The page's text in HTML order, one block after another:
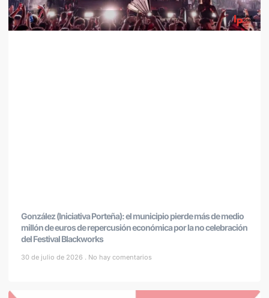
González (Iniciativa Porteña): el municipio pierde más de medio
millón de euros de repercusión económica por la no celebración
del Festival Blackworks
30 de julio de 2026 No hay comentarios